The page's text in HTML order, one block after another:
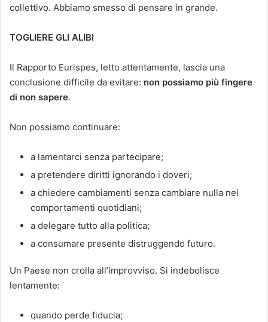
collettivo. Abbiamo smesso di pensare in grande.
TOGLIERE GLI ALIBI
Il Rapporto Eurispes, letto attentamente, lascia una
conclusione difficile da evitare: non possiamo più fingere
di non sapere.
Non possiamo continuare:
a lamentarci senza partecipare;
a pretendere diritti ignorando i doveri;
a chiedere cambiamenti senza cambiare nulla nei
comportamenti quotidiani;
a delegare tutto alla politica;
a consumare presente distruggendo futuro.
Un Paese non crolla all’improvviso. Si indebolisce
lentamente:
quando perde fiducia;